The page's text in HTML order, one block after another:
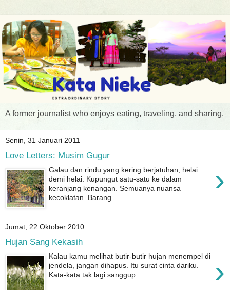
A former journalist who enjoys eating, traveling, and sharing.
Senin, 31 Januari 2011
Love Letters: Musim Gugur
›
Galau dan rindu yang kering berjatuhan, helai
demi helai. Kupungut satu-satu ke dalam
keranjang kenangan. Semuanya nuansa
kecoklatan. Barang...
Jumat, 22 Oktober 2010
Hujan Sang Kekasih
›
Kalau kamu melihat butir-butir hujan menempel di
jendela, jangan dihapus. Itu surat cinta dariku.
Kata-kata tak lagi sanggup ...